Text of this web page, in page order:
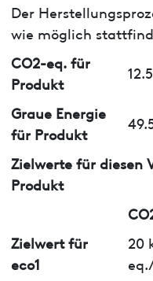
Der
wie möglich
CO2-eq. für
Produkt
Graue Energie
für Produkt
Zielwerte für diesen
Produkt
Zielwert für
eco1
20